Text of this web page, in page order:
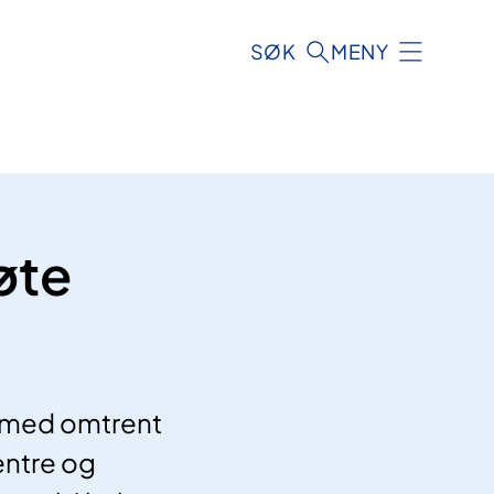
SØK MENY
omtrent
og